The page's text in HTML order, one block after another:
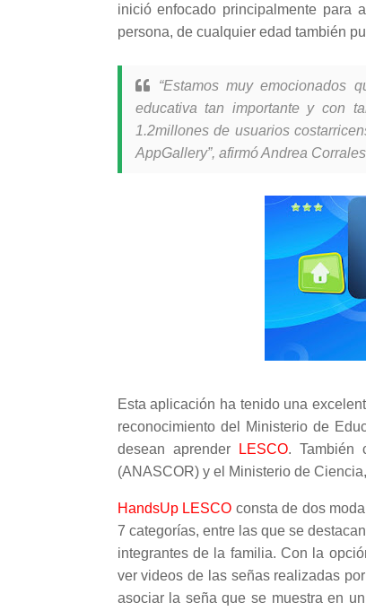
inició enfocado principalmente para
persona, de cualquier edad también
“Estamos muy emocionados
educativa tan importante y con
1.2millones de usuarios
AppGallery”, afirmó Andrea
Esta aplicación ha tenido una
reconocimiento del Ministerio de
desean aprender
LESCO. También
(ANASCOR) y el Ministerio de
HandsUp LESCO consta de dos
7 categorías, entre las que se
integrantes de la familia. Con la
ver videos de las señas realizadas
asociar la seña que se muestra en